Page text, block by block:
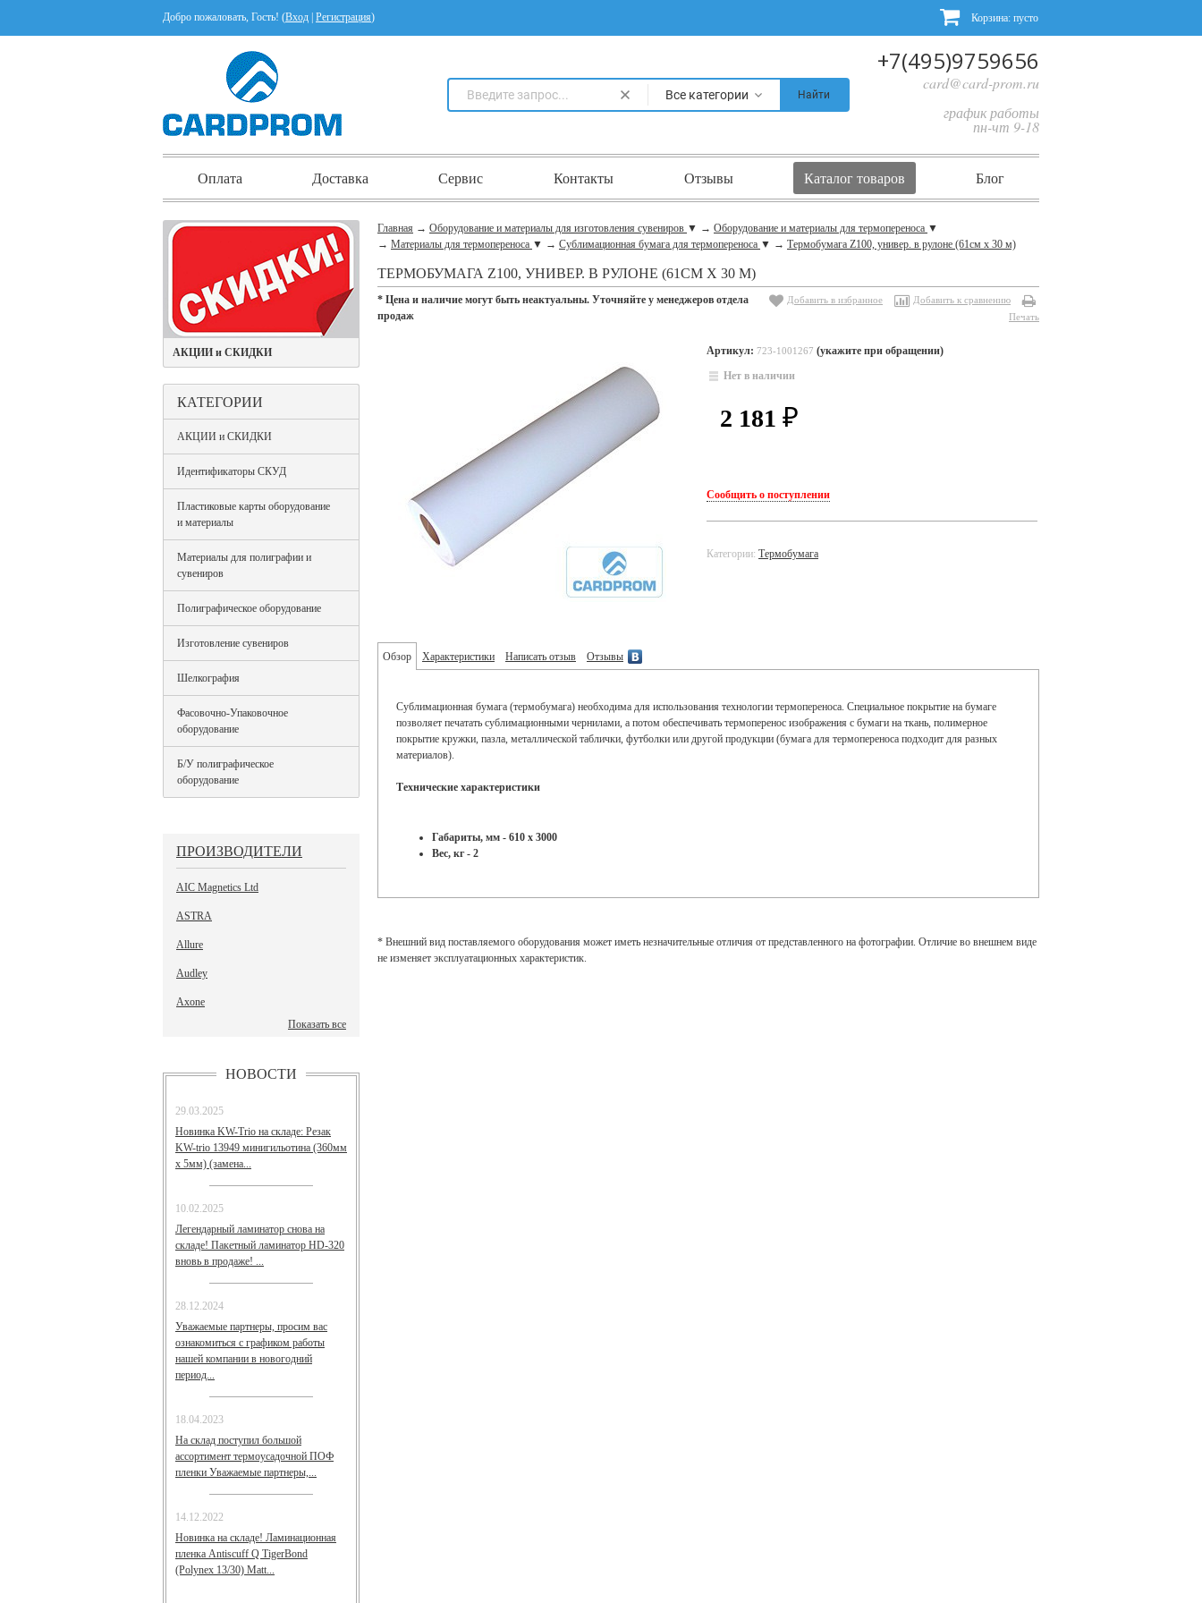
Добро пожаловать, Гость! (Вход Регистрация) Корзина: пусто
Все категории Найти
+7(495)9759656
card@card-prom.ru
график работы
пн-чт 9-18
Оплата Доставка Сервис Контакты Отзывы Каталог товаров Блог
АКЦИИ и СКИДКИ
КАТЕГОРИИ
АКЦИИ и СКИДКИ
Идентификаторы СКУД
Пластиковые карты оборудование
и материалы
Материалы для полиграфии и
сувениров
Полиграфическое оборудование
Изготовление сувениров
Шелкография
Фасовочно-Упаковочное
оборудование
Б/У полиграфическое
оборудование
ПРОИЗВОДИТЕЛИ
AIC Magnetics Ltd
ASTRA
Allure
Audley
Axone
Показать все
НОВОСТИ
29.03.2025
Новинка KW-Trio на складе: Резак
KW-trio 13949 минигильотина (360мм
х 5мм) (замена...
10.02.2025
Легендарный ламинатор снова на
складе! Пакетный ламинатор HD-320
вновь в продаже! ...
28.12.2024
Уважаемые партнеры, просим вас
ознакомиться с графиком работы
нашей компании в новогодний
период...
18.04.2023
На склад поступил большой
ассортимент термоусадочной ПОФ
пленки Уважаемые партнеры,...
14.12.2022
Новинка на складе! Ламинационная
пленка Antiscuff Q TigerBond
(Polynex 13/30) Matt...
Главная → Оборудование и материалы для изготовления сувениров ▼ → Оборудование и материалы для термопереноса ▼
→ Материалы для термопереноса ▼ → Сублимационная бумага для термопереноса ▼ → Термобумага Z100, универ. в рулоне (61см х 30 м)
ТЕРМОБУМАГА Z100, УНИВЕР. В РУЛОНЕ (61СМ Х 30 М)
* Цена и наличие могут быть неактуальны. Уточняйте у менеджеров отдела
продаж
Добавить в избранное
Добавить к сравнению
Печать
Артикул: 723-1001267 (укажите при обращении)
Нет в наличии
2 181 ₽
Сообщить о поступлении
Категории: Термобумага
Обзор Характеристики Написать отзыв Отзывы
Сублимационная бумага (термобумага) необходима для использования технологии термопереноса. Специальное покрытие на бумаге
позволяет печатать сублимационными чернилами, а потом обеспечивать термоперенос изображения с бумаги на ткань, полимерное
покрытие кружки, пазла, металлической таблички, футболки или другой продукции (бумага для термопереноса подходит для разных
материалов).
Технические характеристики
Габариты, мм - 610 x 3000
Вес, кг - 2
* Внешний вид поставляемого оборудования может иметь незначительные отличия от представленного на фотографии. Отличие во внешнем виде
не изменяет эксплуатационных характеристик.